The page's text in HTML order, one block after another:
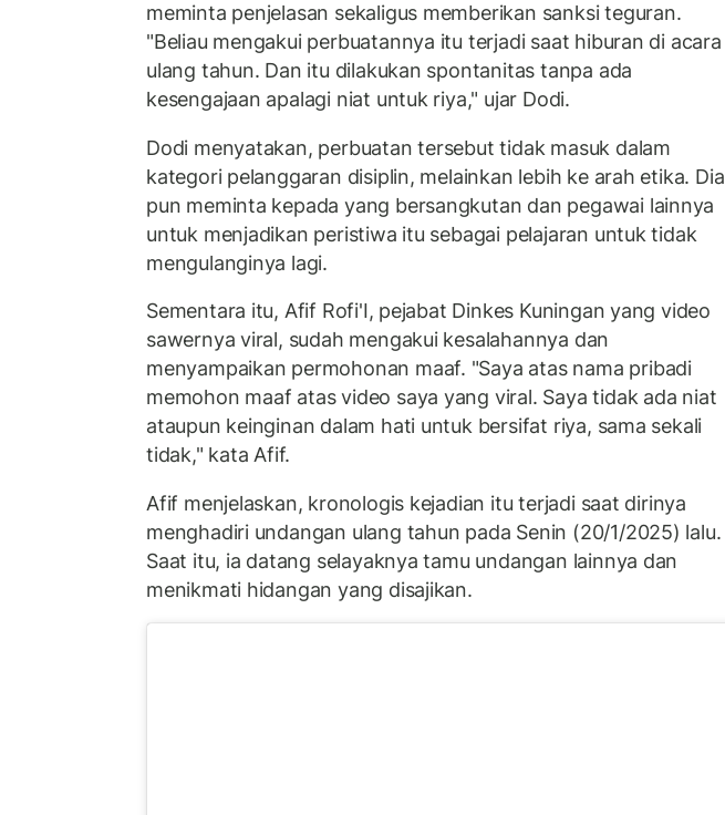
meminta penjelasan sekaligus memberikan sanksi teguran.
"Beliau mengakui perbuatannya itu terjadi saat hiburan di acara
ulang tahun. Dan itu dilakukan spontanitas tanpa ada
kesengajaan apalagi niat untuk riya," ujar Dodi.
Dodi menyatakan, perbuatan tersebut tidak masuk dalam
kategori pelanggaran disiplin, melainkan lebih ke arah etika. Dia
pun meminta kepada yang bersangkutan dan pegawai lainnya
untuk menjadikan peristiwa itu sebagai pelajaran untuk tidak
mengulanginya lagi.
Sementara itu, Afif Rofi'I, pejabat Dinkes Kuningan yang video
sawernya viral, sudah mengakui kesalahannya dan
menyampaikan permohonan maaf. "Saya atas nama pribadi
memohon maaf atas video saya yang viral. Saya tidak ada niat
ataupun keinginan dalam hati untuk bersifat riya, sama sekali
tidak," kata Afif.
Afif menjelaskan, kronologis kejadian itu terjadi saat dirinya
menghadiri undangan ulang tahun pada Senin (20/1/2025) lalu.
Saat itu, ia datang selayaknya tamu undangan lainnya dan
menikmati hidangan yang disajikan.